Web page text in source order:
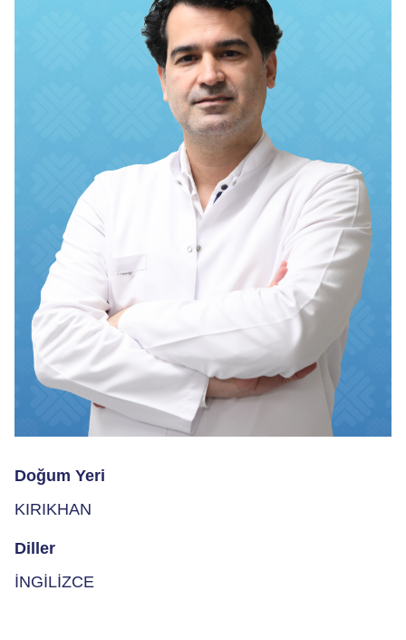
Doğum Yeri
KIRIKHAN
Diller
İNGİLİZCE